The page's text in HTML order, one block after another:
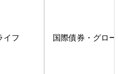
イフ 国際債券・グロ